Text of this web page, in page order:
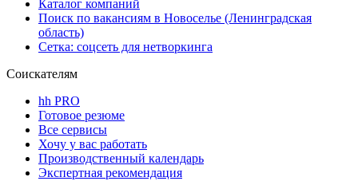
Каталог компаний
Поиск по вакансиям в Новоселье (Ленинградская
область)
Сетка: соцсеть для нетворкинга
Соискателям
hh PRO
Готовое резюме
Все сервисы
Хочу у вас работать
Производственный календарь
Экспертная рекомендация